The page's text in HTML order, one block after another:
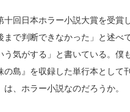
回日本ホラー小説大賞を受賞
で判断できなかった」と述べ
気がする」と書いている。僕
島』を収録した単行本として
、ホラー小説なのだろうか。